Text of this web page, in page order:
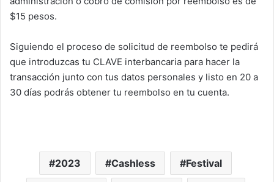
$15 pesos.
Siguiendo el proceso de solicitud de reembolso te pedirá
que introduzcas tu CLAVE interbancaria para hacer la
transacción junto con tus datos personales y listo en 20 a
30 días podrás obtener tu reembolso en tu cuenta.
2023 Cashless Festival